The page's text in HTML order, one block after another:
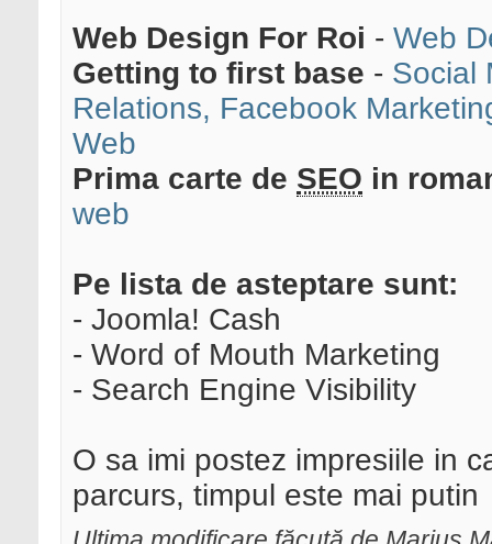
Web Design For Roi - Web
Getting to first base - Social
Relations, Facebook
Web
Prima carte de SEO in
web
Pe lista de asteptare sunt:
- Joomla! Cash
- Word of Mouth Marketing
- Search Engine Visibility
O sa imi postez impresiile in
parcurs, timpul este mai putin